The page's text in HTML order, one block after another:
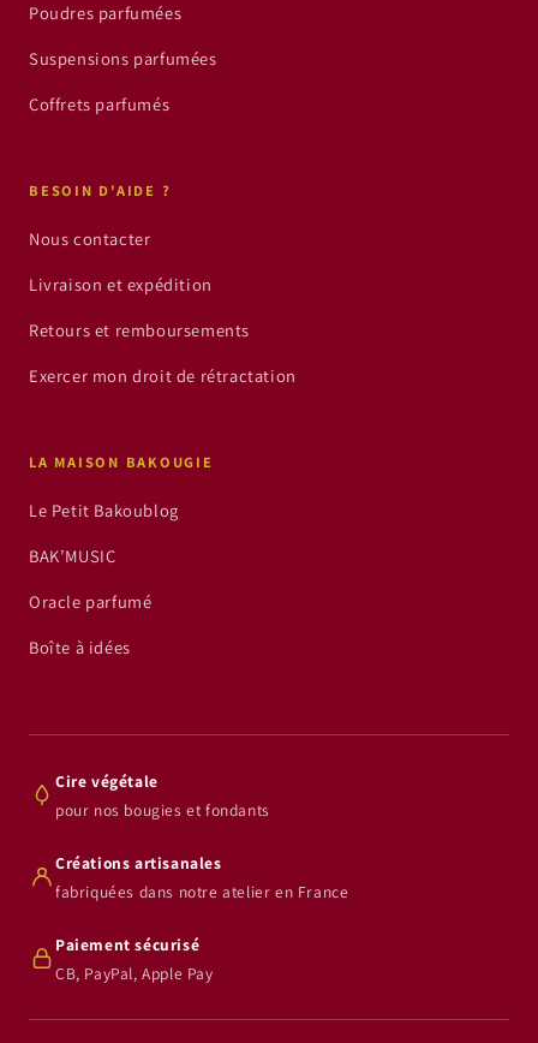
Poudres parfumées
Suspensions parfumées
Coffrets parfumés
BESOIN D'AIDE ?
Nous contacter
Livraison et expédition
Retours et remboursements
Exercer mon droit de rétractation
LA MAISON BAKOUGIE
Le Petit Bakoublog
BAK’MUSIC
Oracle parfumé
Boîte à idées
Cire végétale
pour nos bougies et fondants
Créations artisanales
fabriquées dans notre atelier en France
Paiement sécurisé
CB, PayPal, Apple Pay